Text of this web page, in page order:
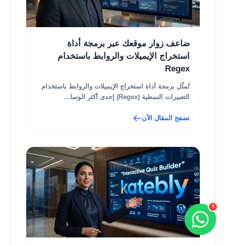
ضاعف زوار موقعك عبر برمجة أداة
استخراج الإيميلات والروابط باستخدام
Regex
تُمثّل برمجة أداة استخراج الإيميلات والروابط باستخدام
التعبيرات النمطية (Regex) إحدى أكثر الوسا...
تصفح المقال الآن
1